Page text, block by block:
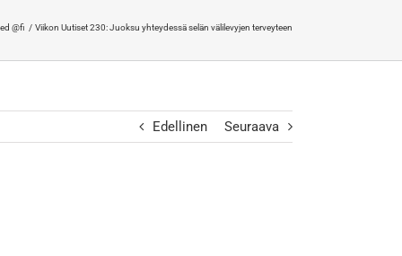
@fi Viikon Uutiset 230: Juoksu yhteydessä selän välilevyjen terveyteen
Edellinen Seuraava